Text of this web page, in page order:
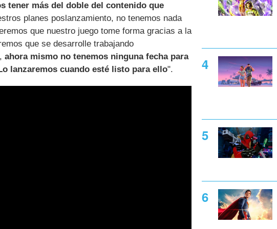
tener más del doble del contenido que
planes poslanzamiento, no tenemos nada
que nuestro juego tome forma gracias a la
que se desarrolle trabajando
ahora mismo no tenemos ninguna fecha para
lanzaremos cuando esté listo para ello".